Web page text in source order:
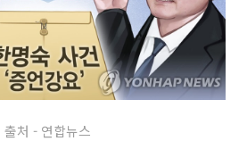
출처 - 연합뉴스